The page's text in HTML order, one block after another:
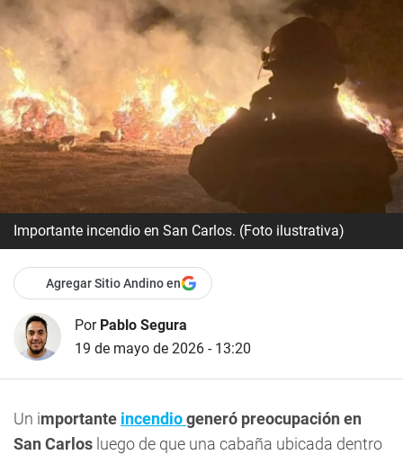
Importante incendio en San Carlos. (Foto ilustrativa)
Agregar Sitio Andino en
Por Pablo Segura
19 de mayo de 2026 - 13:20
Un importante incendiogeneró preocupación en
San Carlos luego de que una cabaña ubicada dentro